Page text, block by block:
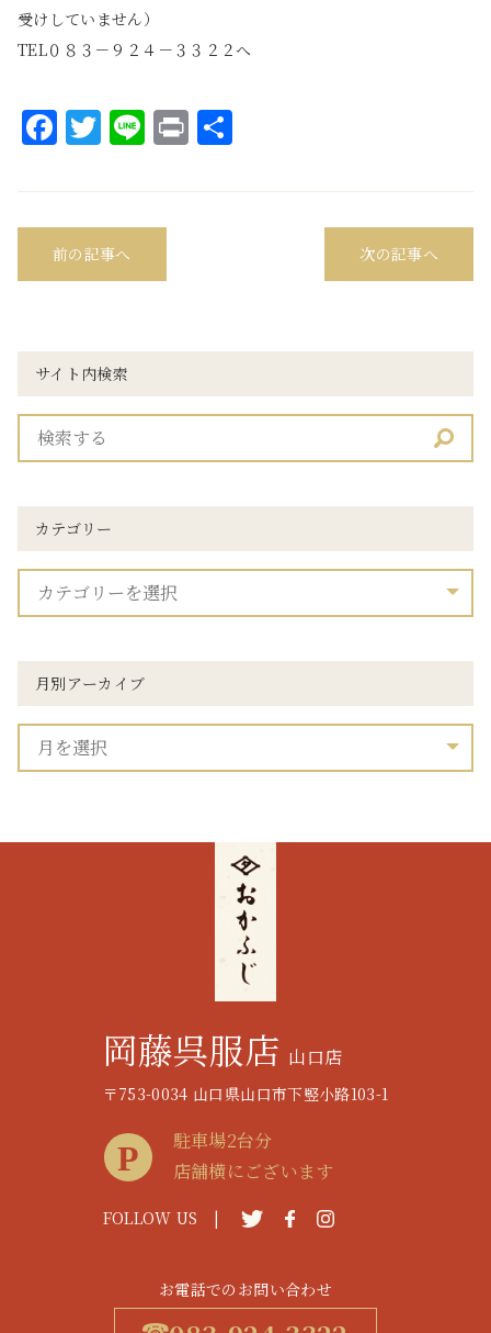
受けしていません）
TEL０８３－９２４－３３２２へ
Facebook
Twitter
LinePrint
前の記事へ 次の記事へ
サイト内検索
カテゴリー
月別アーカイブ
岡藤呉服店 山口店
〒753-0034 山口県山口市下竪小路103-1
駐車場2台分
店舗横にございます
FOLLOW US |
お電話でのお問い合わせ